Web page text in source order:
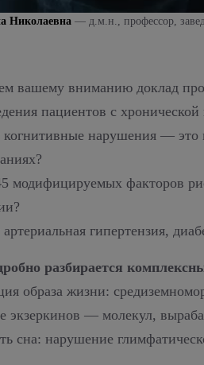
Николаевна — д.м.н., профессор,
вашему вниманию доклад
пациентов с
нарушения — это
модифицируемых факторов
гипертензия,
разбирается
образа жизни:
экзеркинов — молекул,
сна: нарушение